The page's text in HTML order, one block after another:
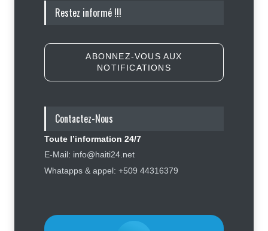
Trump et anti immigration, tombe
Journalisme sportif : l'urgence de
Police nationale : les divisions
internes profitent-elles aux gangs
Restez informé !!!
ABONNEZ-VOUS AUX
NOTIFICATIONS
Contactez-Nous
Toute l’information 24/7
E-Mail: info@haiti24.net
Whatapps & appel: +509 44316379